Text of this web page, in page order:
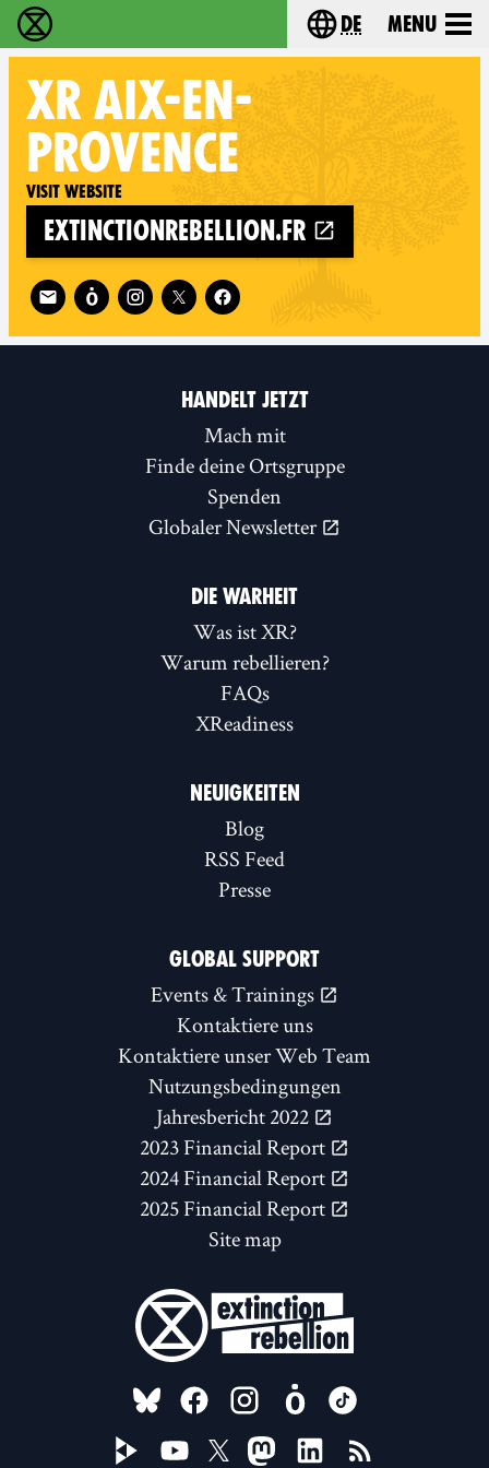
extinction rebellion - Home Choose your
de Menu
XR AIX-EN-
PROVENCE
Visit website
extinctionrebellion.fr
Follow XR Aix-en-Provence on
HANDELT JETZT
Mach mit
Finde deine Ortsgruppe
Spenden
Globaler Newsletter
DIE WARHEIT
Was ist XR?
Warum rebellieren?
FAQs
XReadiness
NEUIGKEITEN
Blog
RSS Feed
Presse
GLOBAL SUPPORT
Events & Trainings
Kontaktiere uns
Kontaktiere unser Web Team
Nutzungsbedingungen
Jahresbericht 2022
2023 Financial Report
2024 Financial Report
2025 Financial Report
Site map
FOLLOW US ON